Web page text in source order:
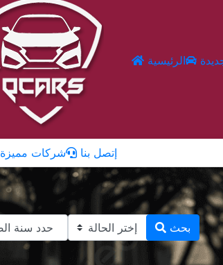
الرئيسية
شركات مميزة إتصل بنا
بحث